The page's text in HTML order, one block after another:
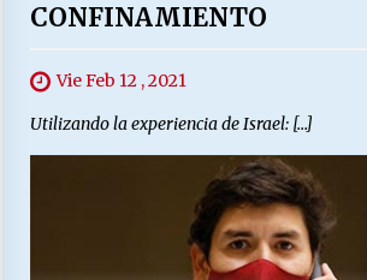
CONFINAMIENTO
Vie Feb 12 , 2021
Utilizando la experiencia de Israel: […]